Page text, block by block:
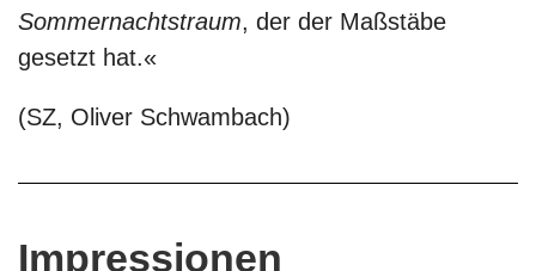
Sommernachtstraum, der der Maßstäbe
gesetzt hat.«
(SZ, Oliver Schwambach)
Impressionen